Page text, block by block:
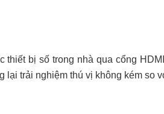
thiết bị số trong nhà qua cổng
trải nghiệm thú vị không kém so